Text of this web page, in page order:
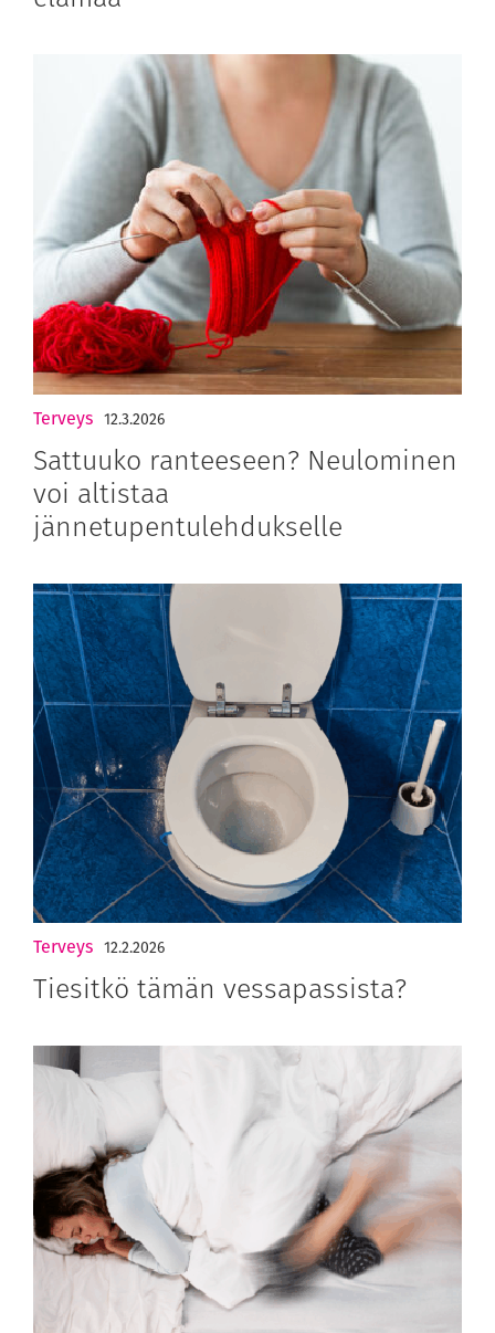
Terveys 12.3.2026
Sattuuko ranteeseen? Neulominen
voi altistaa
jännetupentulehdukselle
Terveys 12.2.2026
Tiesitkö tämän vessapassista?